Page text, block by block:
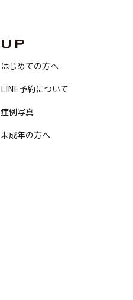
はじめての方へ
LINE予約について
症例写真
未成年の方へ